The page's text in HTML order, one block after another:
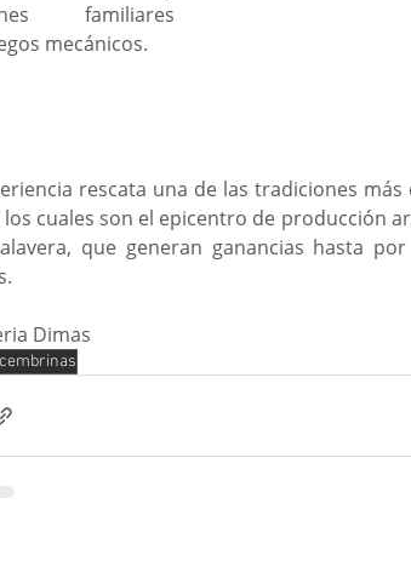
familiares
mecánicos.
rescata una de las tradiciones
los cuales son el epicentro de producción
que generan ganancias hasta
Dimas